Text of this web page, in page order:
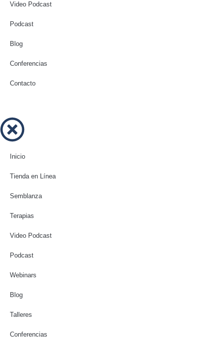
Video Podcast
Podcast
Blog
Conferencias
Contacto
Inicio
Tienda en Línea
Semblanza
Terapias
Video Podcast
Podcast
Webinars
Blog
Talleres
Conferencias